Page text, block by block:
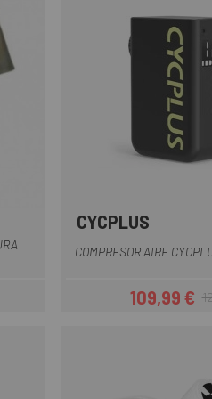
CYCPLUS
COMPRESOR AIRE
109,99 €